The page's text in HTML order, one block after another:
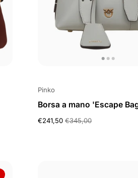
Pinko
Borsa a mano 'Escape
€241,50 €345,00